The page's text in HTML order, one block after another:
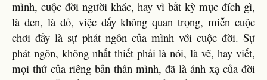
mình, cuộc đời người khác, hay vì bất kỳ mục đích gì,
là đen, là đỏ, việc đấy không quan trọng, miễn cuộc
chơi đấy là sự phát ngôn của mình với cuộc đời. Sự
phát ngôn, không nhất thiết phải là nói, là vẽ, hay viết,
mọi thứ của riêng bản thân mình, đã là ánh xạ của đời